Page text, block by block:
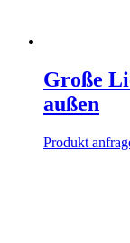
Große
außen
Produkt